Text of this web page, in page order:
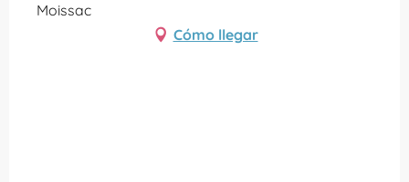
Moissac
Cómo llegar